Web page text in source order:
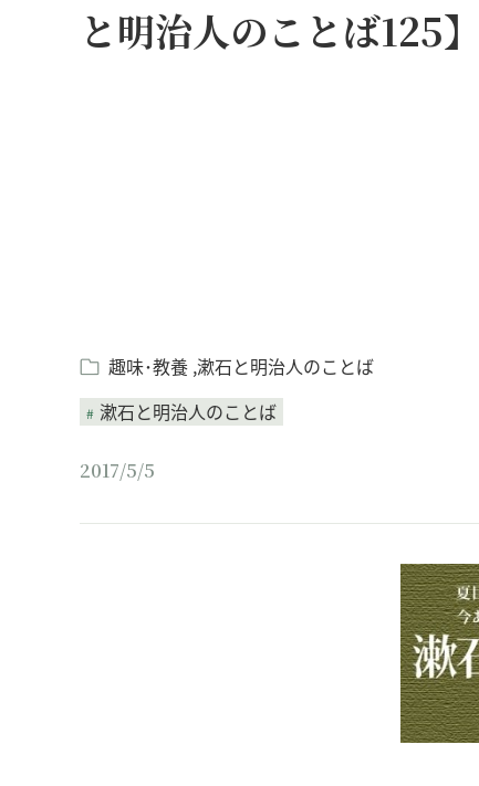
と明治人のことば125】
趣味･教養 漱石と明治人のことば
漱石と明治人のことば
2017/5/5